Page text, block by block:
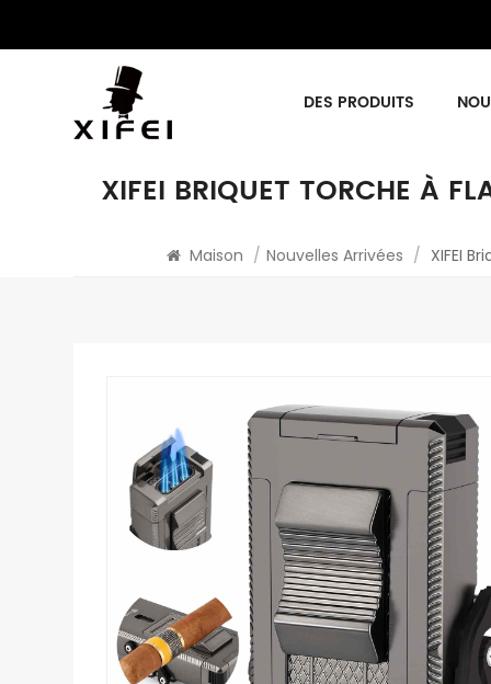
DES PRODUITS
XIFEI BRIQUET TORCHE À
Maison / Nouvelles Arrivées / XIFEI